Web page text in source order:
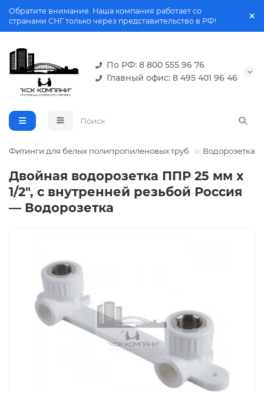
Обратите внимание. Наша компания работает со
странами СНГ только через представительство в РФ!
По РФ: 8 800 555 96 76
Главный офис: 8 495 401 96 46
Фитинги для белых полипропиленовых труб Водорозетка
Двойная водорозетка ППР 25 мм x
1/2", с внутренней резьбой Россия
— Водорозетка